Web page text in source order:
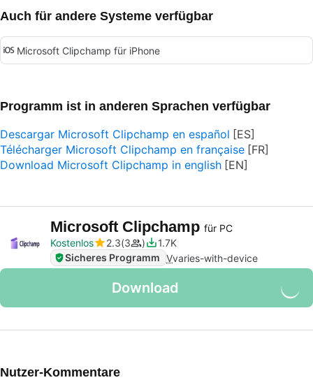
Auch für andere Systeme verfügbar
Microsoft Clipchamp für iPhone
Programm ist in anderen Sprachen verfügbar
Descargar Microsoft Clipchamp en español
Télécharger Microsoft Clipchamp en française
Download Microsoft Clipchamp in english
Microsoft Clipchamp für PC
Kostenlos
2.3 3
1.7K
Sicheres Programm Vvaries-with-device
Download
Nutzer-Kommentare